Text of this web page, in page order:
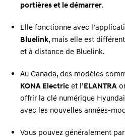
portières et le démarrer.
Elle fonctionne avec
Bluelink, mais elle est
et à distance de Bluelink.
Au Canada, des modèles
KONA Electric et l’ELANTRA
offrir la clé numérique
avec les nouvelles années-
Vous pouvez généralement